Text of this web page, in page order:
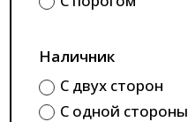
Наличник
С двух сторон
С одной стороны